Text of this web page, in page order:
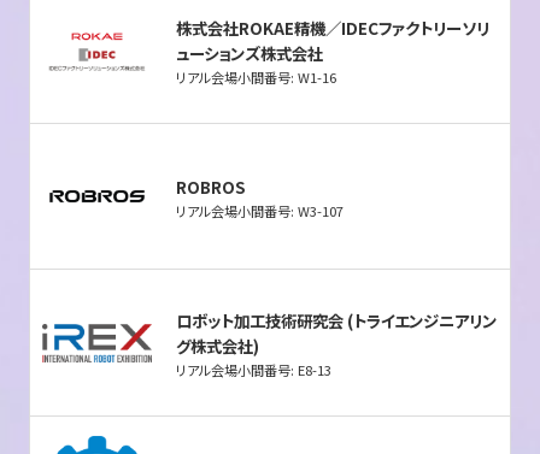
株式会社ROKAE精機／IDECファクトリーソリ
ューションズ株式会社
リアル会場小間番号: W1-16
ROBROS
リアル会場小間番号: W3-107
ロボット加工技術研究会 (トライエンジニアリン
グ株式会社)
リアル会場小間番号: E8-13